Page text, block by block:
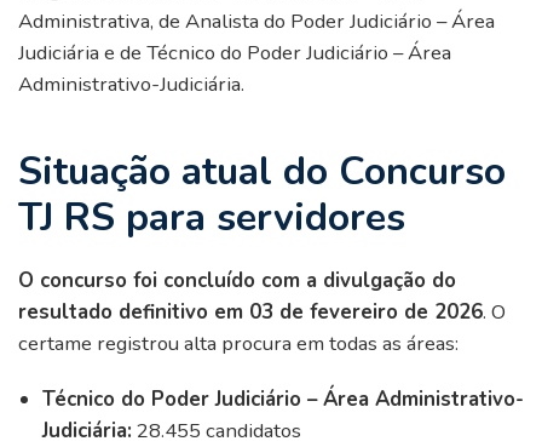
Administrativa, de Analista do Poder Judiciário – Área
Judiciária e de Técnico do Poder Judiciário – Área
Administrativo-Judiciária.
Situação atual do Concurso
TJ RS para servidores
O concurso foi concluído com a divulgação do
resultado definitivo em 03 de fevereiro de 2026. O
certame registrou alta procura em todas as áreas:
Técnico do Poder Judiciário – Área Administrativo-
Judiciária: 28.455 candidatos